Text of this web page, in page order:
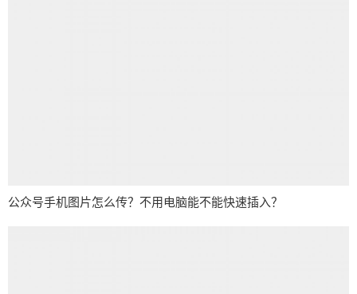
公众号手机图片怎么传？不用电脑能不能快速插入？